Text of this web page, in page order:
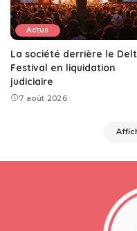
Actus
La société derrière le
Festival en liquidation
judiciaire
7 août 2026